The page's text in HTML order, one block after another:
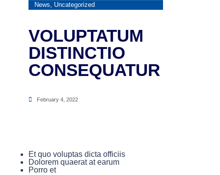
News Uncategorized
VOLUPTATUM
DISTINCTIO
CONSEQUATUR
February 4, 2022
Et quo voluptas dicta officiis
Dolorem quaerat at earum
Porro et